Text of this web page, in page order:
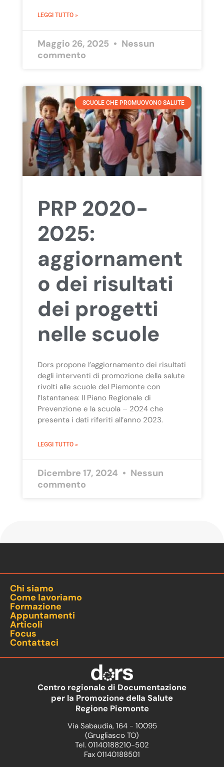
LEGGI TUTTO »
Maggio 26, 2025
Nessun
commento
SCUOLE CHE PROMUOVONO SALUTE
PRP 2020-
2025:
aggiornament
o dei risultati
dei progetti
nelle scuole
Dors propone l’aggiornamento dei risultati
degli interventi di promozione della salute
rivolti alle scuole del Piemonte con
l’Istantanea: Il Piano Regionale di
Prevenzione e la scuola – 2024 che
presenta i dati riferiti all’anno 2023.
LEGGI TUTTO »
Dicembre 17, 2024
Nessun
commento
Chi siamo
Come lavoriamo
Formazione
Appuntamenti
Articoli
Focus
Contattaci
Centro regionale di Documentazione
per la Promozione della Salute
Regione Piemonte
Via Sabaudia, 164 - 10095
(Grugliasco TO)
Tel. 01140188210-502
Fax 01140188501